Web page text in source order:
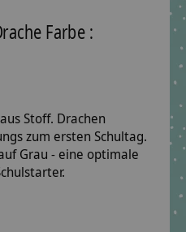
Farbe :
Stoff. Drachen
zum ersten Schultag.
Grau - eine optimale